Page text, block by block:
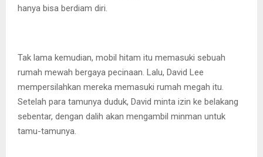
hanya bisa berdiam diri.
Tak lama kemudian, mobil hitam itu memasuki sebuah
rumah mewah bergaya pecinaan. Lalu, David Lee
mempersilahkan mereka memasuki rumah megah itu.
Setelah para tamunya duduk, David minta izin ke belakang
sebentar, dengan dalih akan mengambil minman untuk
tamu-tamunya.